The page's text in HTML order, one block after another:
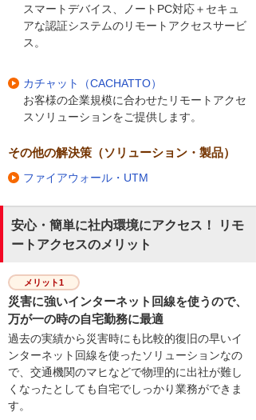
スマートデバイス、ノートPC対応＋セキュ
アな認証システムのリモートアクセスサービ
ス。
カチャット（CACHATTO）
お客様の企業規模に合わせたリモートアクセ
スソリューションをご提供します。
その他の解決策（ソリューション・製品）
ファイアウォール・UTM
安心・簡単に社内環境にアクセス！ リモ
ートアクセスのメリット
メリット1
災害に強いインターネット回線を使うので、
万が一の時の自宅勤務に最適
過去の実績から災害時にも比較的復旧の早いイ
ンターネット回線を使ったソリューションなの
で、交通機関のマヒなどで物理的に出社が難し
くなったとしても自宅でしっかり業務ができま
す。